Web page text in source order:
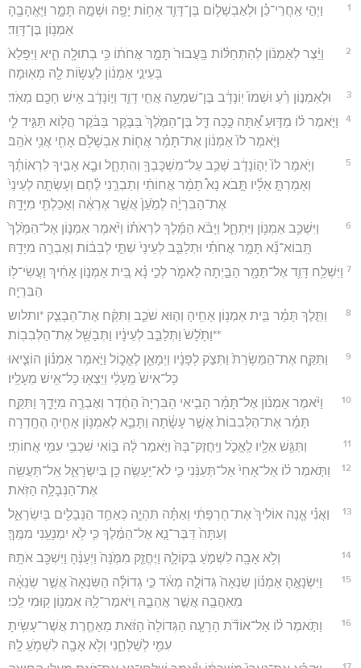
1
וַיְהִ֣י אַֽחֲרֵי־כֵ֗ן וּלְאַבְשָׁל֧וֹם בֶּן־דָּוִ֛ד אָח֥וֹת יָפָ֖ה וּשְׁמָ֣הּ תָּמָ֑ר וַיֶּאֱהָבֶ֖הָ
אַמְנ֥וֹן בֶּן־דָּוִֽד׃
2
וַיֵּ֨צֶר לְאַמְנ֜וֹן לְהִתְחַלּ֗וֹת בַּֽעֲבוּר֙ תָּמָ֣ר אֲחֹת֔וֹ כִּ֥י בְתוּלָ֖ה הִ֑יא וַיִּפָּלֵא֙
בְּעֵינֵ֣י אַמְנ֔וֹן לַעֲשׂ֥וֹת לָ֖הּ מְאֽוּמָה׃
3 וּלְאַמְנ֣וֹן רֵ֗עַ וּשְׁמוֹ֙ יֽוֹנָדָ֔ב בֶּן־שִׁמְעָ֖ה אֲחִ֣י דָוִ֑ד וְי֣וֹנָדָ֔ב אִ֥ישׁ חָכָ֖ם מְאֹֽד׃
4
וַיֹּ֣אמֶר ל֗וֹ מַדּ֣וּעַ אַ֠תָּה כָּ֣כָה דַּ֤ל בֶּן־הַמֶּ֙לֶךְ֙ בַּבֹּ֣קֶר בַּבֹּ֔קֶר הֲל֖וֹא תַּגִּ֣יד לִ֑י
וַיֹּ֤אמֶר לוֹ֙ אַמְנ֔וֹן אֶת־תָּמָ֗ר אֲח֛וֹת אַבְשָׁלֹ֥ם אָחִ֖י אֲנִ֥י אֹהֵֽב׃
5
וַיֹּ֤אמֶר לוֹ֙ יְה֣וֹנָדָ֔ב שְׁכַ֥ב עַל־מִשְׁכָּבְךָ֖ וְהִתְחָ֑ל וּבָ֧א אָבִ֣יךָ לִרְאוֹתֶ֗ךָ
וְאָמַרְתָּ֣ אֵלָ֡יו תָּ֣בֹא נָא֩ תָמָ֨ר אֲחוֹתִ֜י וְתַבְרֵ֣נִי לֶ֗חֶם וְעָשְׂתָ֤ה לְעֵינַי֙
אֶת־הַבִּרְיָ֔ה לְמַ֙עַן֙ אֲשֶׁ֣ר אֶרְאֶ֔ה וְאָכַלְתִּ֖י מִיָּדָֽהּ׃
6
וַיִּשְׁכַּ֥ב אַמְנ֖וֹן וַיִּתְחָ֑ל וַיָּבֹ֨א הַמֶּ֜לֶךְ לִרְאֹת֗וֹ וַיֹּ֨אמֶר אַמְנ֤וֹן אֶל־הַמֶּ֙לֶךְ֙
תָּֽבוֹא־נָ֞א תָּמָ֣ר אֲחֹתִ֗י וּתְלַבֵּ֤ב לְעֵינַי֙ שְׁתֵּ֣י לְבִב֔וֹת וְאֶבְרֶ֖ה מִיָּדָֽהּ׃
7 וַיִּשְׁלַ֥ח דָּוִ֛ד אֶל־תָּמָ֖ר הַבַּ֣יְתָה לֵאמֹ֑ר לְכִ֣י נָ֗א בֵּ֚ית אַמְנ֣וֹן אָחִ֔יךְ וַעֲשִׂי־ל֖וֹ
הַבִּרְיָֽה׃
8
וַתֵּ֣לֶךְ תָּמָ֗ר בֵּ֛ית אַמְנ֥וֹן אָחִ֖יהָ וְה֣וּא שֹׁכֵ֑ב וַתִּקַּ֨ח אֶת־הַבָּצֵ֤ק *ותלוש
**וַתָּ֙לָשׁ֙ וַתְּלַבֵּ֣ב לְעֵינָ֔יו וַתְּבַשֵּׁ֖ל אֶת־הַלְּבִבֽוֹת׃
9
וַתִּקַּ֤ח אֶת־הַמַּשְׂרֵת֙ וַתִּצֹ֣ק לְפָנָ֔יו וַיְמָאֵ֖ן לֶאֱכ֑וֹל וַיֹּ֣אמֶר אַמְנ֗וֹן הוֹצִ֤יאוּ
כָל־אִישׁ֙ מֵֽעָלַ֔י וַיֵּצְא֥וּ כָל־אִ֖ישׁ מֵעָלָֽיו׃
10
וַיֹּ֨אמֶר אַמְנ֜וֹן אֶל־תָּמָ֗ר הָבִ֤יאִי הַבִּרְיָה֙ הַחֶ֔דֶר וְאֶבְרֶ֖ה מִיָּדֵ֑ךְ וַתִּקַּ֣ח
תָּמָ֗ר אֶת־הַלְּבִבוֹת֙ אֲשֶׁ֣ר עָשָׂ֔תָה וַתָּבֵ֛א לְאַמְנ֥וֹן אָחִ֖יהָ הֶחָֽדְרָה׃
11 וַתַּגֵּ֥שׁ אֵלָ֖יו לֶֽאֱכֹ֑ל וַיַּֽחֲזֶק־בָּהּ֙ וַיֹּ֣אמֶר לָ֔הּ בּ֛וֹאִי שִׁכְבִ֥י עִמִּ֖י אֲחוֹתִֽי׃
12
וַתֹּ֣אמֶר ל֗וֹ אַל־אָחִי֙ אַל־תְּעַנֵּ֔נִי כִּ֛י לֹא־יֵֽעָשֶׂ֥ה כֵ֖ן בְּיִשְׂרָאֵ֑ל אַֽל־תַּעֲשֵׂ֖ה
אֶת־הַנְּבָלָ֥ה הַזֹּֽאת׃
13
וַאֲנִ֗י אָ֤נָה אוֹלִיךְ֙ אֶת־חֶרְפָּתִ֔י וְאַתָּ֗ה תִּהְיֶ֛ה כְּאַחַ֥ד הַנְּבָלִ֖ים בְּיִשְׂרָאֵ֑ל
וְעַתָּה֙ דַּבֶּר־נָ֣א אֶל־הַמֶּ֔לֶךְ כִּ֛י לֹ֥א יִמְנָעֵ֖נִי מִמֶּֽךָּ׃
14 וְלֹ֥א אָבָ֖ה לִשְׁמֹ֣עַ בְּקוֹלָ֑הּ וַיֶּחֱזַ֤ק מִמֶּ֙נָּה֙ וַיְעַנֶּ֔הָ וַיִּשְׁכַּ֖ב אֹתָֽהּ׃
15
וַיִּשְׂנָאֶ֣הָ אַמְנ֗וֹן שִׂנְאָה֙ גְּדוֹלָ֣ה מְאֹ֔ד כִּ֣י גְדוֹלָ֗ה הַשִּׂנְאָה֙ אֲשֶׁ֣ר שְׂנֵאָ֔הּ
מֵאַהֲבָ֖ה אֲשֶׁ֣ר אֲהֵבָ֑הּ וַֽיֹּאמֶר־לָ֥הּ אַמְנ֖וֹן ק֥וּמִי לֵֽכִי׃
16
וַתֹּ֣אמֶר ל֗וֹ אַל־אוֹדֹ֞ת הָרָעָ֤ה הַגְּדוֹלָה֙ הַזֹּ֔את מֵאַחֶ֛רֶת אֲשֶׁר־עָשִׂ֥יתָ
עִמִּ֖י לְשַׁלְּחֵ֑נִי וְלֹ֥א אָבָ֖ה לִשְׁמֹ֥עַֽ לָֽהּ׃
17